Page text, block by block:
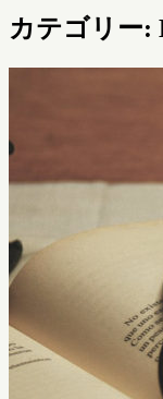
カテゴリー: